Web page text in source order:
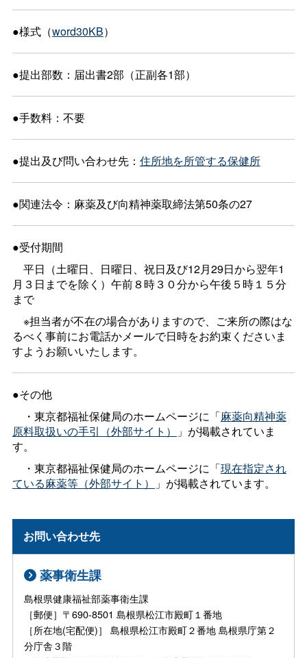
●様式（word30KB）
●提出部数：届出書2部（正副各1部）
●手数料：不要
●提出及び問い合わせ先： 住所地を所管する保健所
●関連法令：麻薬及び向精神薬取締法第50条の27
●受付期間
平日（土曜日、日曜日、祝日及び12月29日から翌年1
月３日までを除く）午前８時３０分から午後５時１５分
まで
※担当者が不在の場合がありますので、ご来所の際はな
るべく事前にお電話かメールで日時をお約束くださいま
すようお願いいたします。
●その他
・東京都福祉保健局のホームページに「麻薬向精神薬
原料取扱いの手引（外部サイト）
」が掲載されていま
す。
・東京都福祉保健局のホームページに「現在指定され
ている麻薬等（外部サイト）
」が掲載されています。
お問い合わせ先
薬事衛生課
島根県健康福祉部薬事衛生課
［郵便］〒690-8501 島根県松江市殿町１番地
［所在地(宅配便)］ 島根県松江市殿町２番地 島根県庁第２
分庁舎３階